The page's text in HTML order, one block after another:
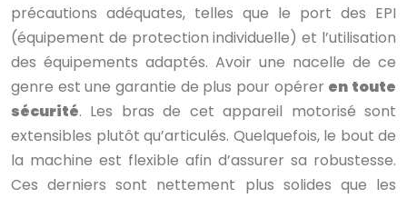
précautions adéquates, telles que le port des EPI
(équipement de protection individuelle) et l’utilisation
des équipements adaptés. Avoir une nacelle de ce
genre est une garantie de plus pour opérer en toute
sécurité. Les bras de cet appareil motorisé sont
extensibles plutôt qu’articulés. Quelquefois, le bout de
la machine est flexible afin d’assurer sa robustesse.
Ces derniers sont nettement plus solides que les